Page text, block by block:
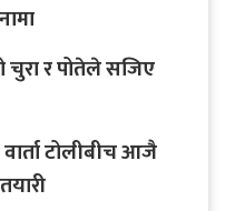
र पोतेले सजिए
वार्ता टोलीबीच आजै